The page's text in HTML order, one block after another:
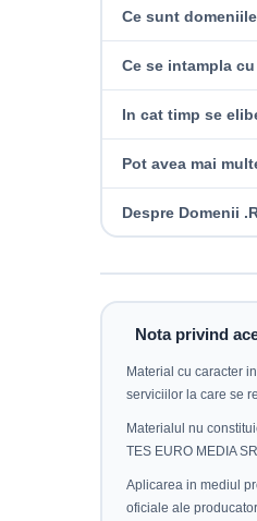
Ce sunt
Ce se intampla
In cat timp se
Pot avea mai
Despre Domenii
Nota privind
Material cu caracter
serviciilor la care se
Materialul nu
TES EURO MEDIA
Aplicarea in mediul
oficiale ale